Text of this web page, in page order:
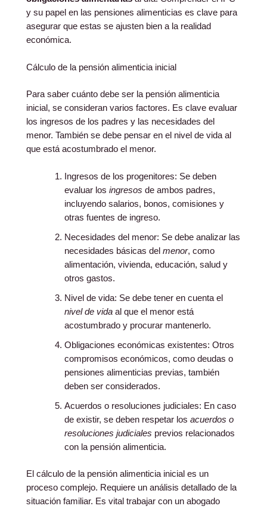
y su papel en las pensiones alimenticias es clave para
asegurar que estas se ajusten bien a la realidad
económica.
Cálculo de la pensión alimenticia inicial
Para saber cuánto debe ser la pensión alimenticia
inicial, se consideran varios factores. Es clave evaluar
los ingresos de los padres y las necesidades del
menor. También se debe pensar en el nivel de vida al
que está acostumbrado el menor.
Ingresos de los progenitores: Se deben
evaluar los ingresos de ambos padres,
incluyendo salarios, bonos, comisiones y
otras fuentes de ingreso.
Necesidades del menor: Se debe analizar las
necesidades básicas del menor, como
alimentación, vivienda, educación, salud y
otros gastos.
Nivel de vida: Se debe tener en cuenta el
nivel de vidaal que el menor está
acostumbrado y procurar mantenerlo.
Obligaciones económicas existentes: Otros
compromisos económicos, como deudas o
pensiones alimenticias previas, también
deben ser considerados.
Acuerdos o resoluciones judiciales: En caso
de existir, se deben respetar los acuerdos o
resoluciones judiciales previos relacionados
con la pensión alimenticia.
El cálculo de la pensión alimenticia inicial es un
proceso complejo. Requiere un análisis detallado de la
situación familiar. Es vital trabajar con un abogado